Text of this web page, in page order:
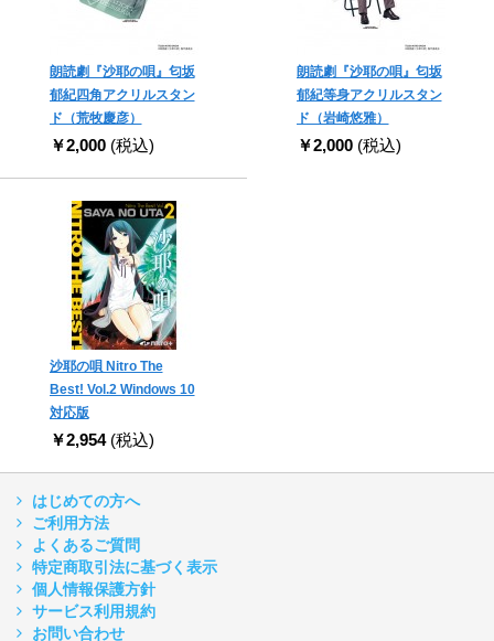
朗読劇『沙耶の唄』匂坂
郁紀四角アクリルスタン
ド（荒牧慶彦）
￥2,000 (税込)
朗読劇『沙耶の唄』匂坂
郁紀等身アクリルスタン
ド（岩崎悠雅）
￥2,000 (税込)
沙耶の唄 Nitro The
Best! Vol.2 Windows 10
対応版
￥2,954 (税込)
はじめての方へ
ご利用方法
よくあるご質問
特定商取引法に基づく表示
個人情報保護方針
サービス利用規約
お問い合わせ